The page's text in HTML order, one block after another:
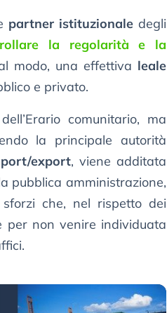
partner istituzionaledegli
la regolarità e la
modo, una effettiva leale
e privato.
comunitario, ma
la principale autorità
export, viene additata
pubblica amministrazione,
che, nel rispetto dei
per non venire individuata